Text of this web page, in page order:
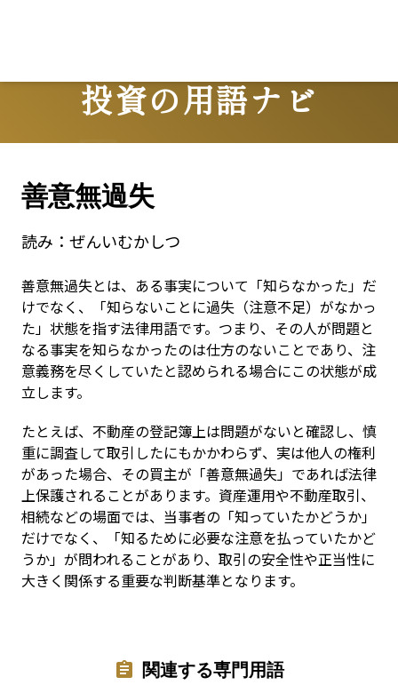
投資の用語ナビ
Terms
善意無過失
読み： ぜんいむかしつ
善意無過失とは、ある事実について「知らなかった」だ
けでなく、「知らないことに過失（注意不足）がなかっ
た」状態を指す法律用語です。つまり、その人が問題と
なる事実を知らなかったのは仕方のないことであり、注
意義務を尽くしていたと認められる場合にこの状態が成
立します。
たとえば、不動産の登記簿上は問題がないと確認し、慎
重に調査して取引したにもかかわらず、実は他人の権利
があった場合、その買主が「善意無過失」であれば法律
上保護されることがあります。資産運用や不動産取引、
相続などの場面では、当事者の「知っていたかどうか」
だけでなく、「知るために必要な注意を払っていたかど
うか」が問われることがあり、取引の安全性や正当性に
大きく関係する重要な判断基準となります。
関連する専門用語